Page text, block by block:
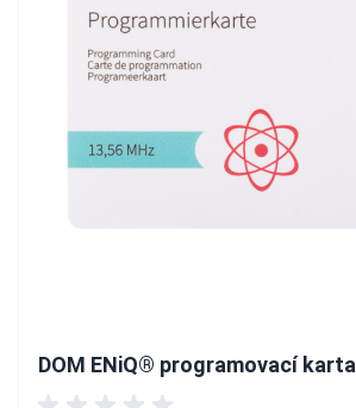
DOM ENiQ® programovací karta